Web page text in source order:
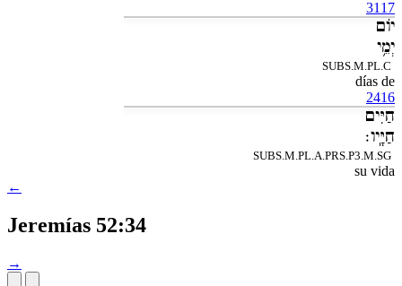
3117
יֹום
יְמֵ֥י
SUBS.M.PL.C
días de
2416
חַיִּים
חַיָּֽיו׃
SUBS.M.PL.A.PRS.P3.M.SG
su vida
←
Jeremías 52:34
→